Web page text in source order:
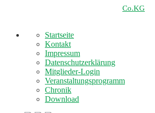
Co.KG
Startseite
Kontakt
Impressum
Datenschutzerklärung
Mitglieder-Login
Veranstaltungsprogramm
Chronik
Download